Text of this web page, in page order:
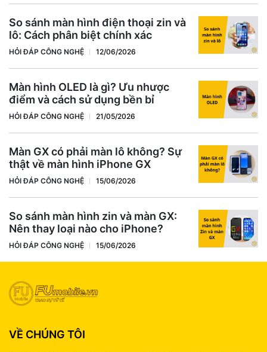
So sánh màn hình điện thoại zin và
lô: Cách phân biệt chính xác
HỎI ĐÁP CÔNG NGHỆ 12/06/2026
Màn hình OLED là gì? Ưu nhược
điểm và cách sử dụng bền bỉ
HỎI ĐÁP CÔNG NGHỆ 21/05/2026
Màn GX có phải màn lô không? Sự
thật về màn hình iPhone GX
HỎI ĐÁP CÔNG NGHỆ 15/06/2026
So sánh màn hình zin và màn GX:
Nên thay loại nào cho iPhone?
HỎI ĐÁP CÔNG NGHỆ 15/06/2026
VỀ CHÚNG TÔI